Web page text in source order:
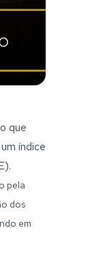
que
índice
pela
dos
em